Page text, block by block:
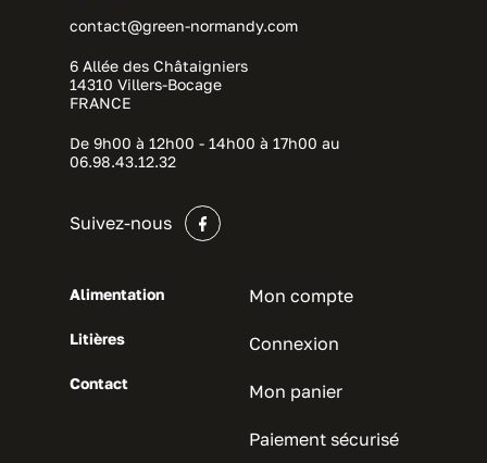
contact@green-normandy.com
6 Allée des Châtaigniers
14310 Villers-Bocage
FRANCE
De 9h00 à 12h00 - 14h00 à 17h00 au
06.98.43.12.32
Suivez-nous
Alimentation
Litières
Contact
Mon compte
Connexion
Mon panier
Paiement sécurisé